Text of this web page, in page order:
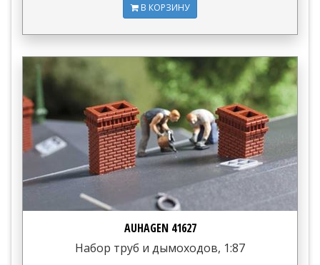
В КОРЗИНУ
AUHAGEN 41627
Набор труб и дымоходов, 1:87